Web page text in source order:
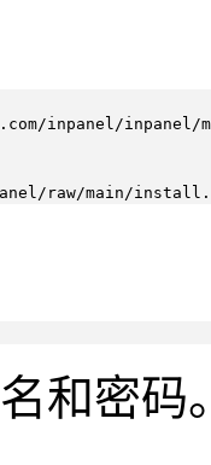
inpanel/
raw/main/
和密码